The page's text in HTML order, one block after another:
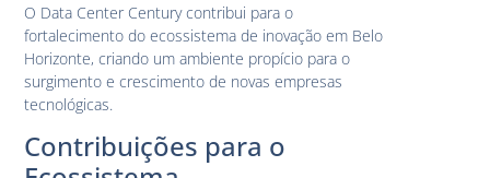
O Data Center Century contribui para o
fortalecimento do ecossistema de inovação em Belo
Horizonte, criando um ambiente propício para o
surgimento e crescimento de novas empresas
tecnológicas.
Contribuições para o